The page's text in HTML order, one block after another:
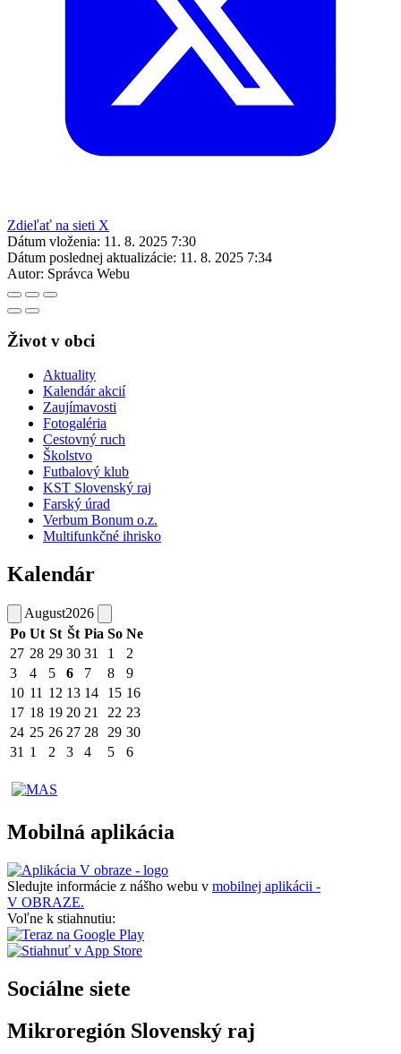
Zdieľať na sieti X
Dátum vloženia: 11. 8. 2025 7:30
Dátum poslednej aktualizácie: 11. 8. 2025 7:34
Autor: Správca Webu
Život v obci
Aktuality
Kalendár akcií
Zaujímavosti
Fotogaléria
Cestovný ruch
Školstvo
Futbalový klub
KST Slovenský raj
Farský úrad
Verbum Bonum o.z.
Multifunkčné ihrisko
Kalendár
August2026
Po Ut St Št Pia So Ne
27 28 29 30 31 1
2
3
4 5 6 7 8
9
10 11 12 13 14 15 16
17 18 19 20 21 22 23
24 25 26 27 28 29 30
31 1 2 3 4 5 6
Mobilná aplikácia
Sledujte informácie z nášho webu v mobilnej aplikácii -
V OBRAZE.
Voľne k stiahnutiu:
Sociálne siete
Mikroregión Slovenský raj